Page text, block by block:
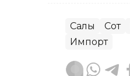
Салық Сот
Импорт